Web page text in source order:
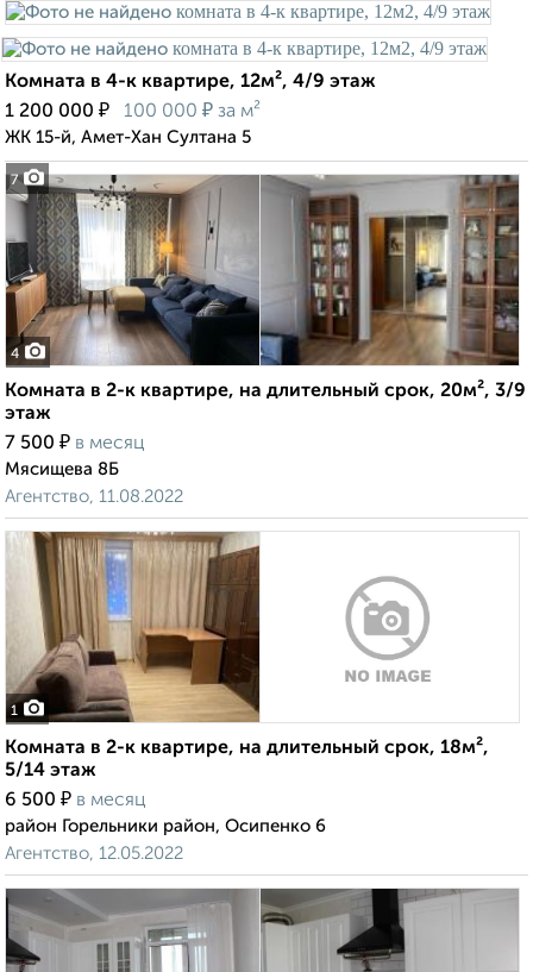
7
Комната в 4-к квартире, 12м², 4/9 этаж
1 200 000 ₽ 100 000 ₽ за м²
ЖК 15-й, Амет-Хан Султана 5
4
Комната в 2-к квартире, на длительный срок, 20м², 3/9
этаж
7 500 ₽ в месяц
Мясищева 8Б
Агентство, 11.08.2022
1
Комната в 2-к квартире, на длительный срок, 18м²,
5/14 этаж
6 500 ₽ в месяц
район Горельники район, Осипенко 6
Агентство, 12.05.2022